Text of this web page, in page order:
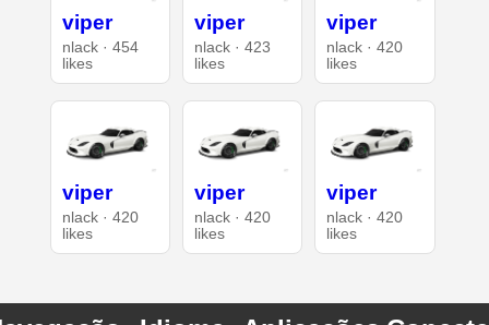
viper
nlack · 454
likes
viper
nlack · 423
likes
viper
nlack · 420
likes
viper
nlack · 420
likes
viper
nlack · 420
likes
viper
nlack · 420
likes